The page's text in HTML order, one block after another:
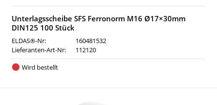
Unterlagsscheibe SFS Ferronorm M16 Ø17×30mm
DIN125 100 Stück
ELDAS®-Nr:
160481532
Lieferanten-Art-Nr:
112120
Wird bestellt